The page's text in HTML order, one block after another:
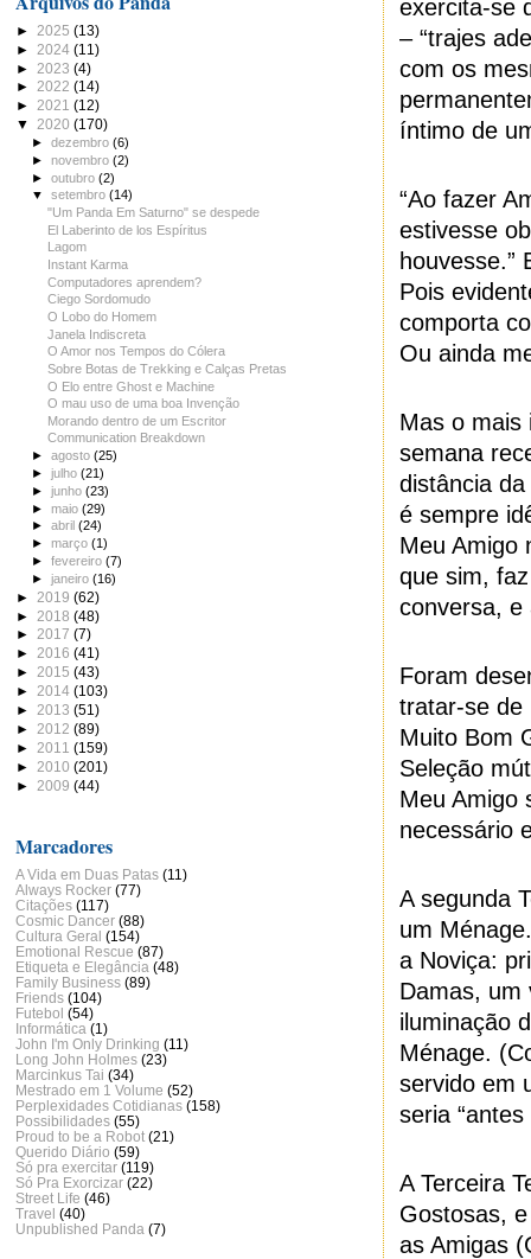
exercita-se
– “trajes
com os
íntimo de
“Ao fazer
estivesse
houvesse.”
Pois
comporta
Ou ainda
Mas o mais
semana
distância
é sempre
Meu Amigo
que sim,
conversa, e
Foram
tratar-se de
Muito Bom
Seleção
Meu Amigo
necessário
A segunda
um
a Noviça:
Damas, um
iluminação
Ménage.
servido em
seria
A Terceira
Gostosas,
as Amigas
► 2025 (13)
► 2024 (11)
► 2023 (4)
► 2022 (14)
► 2021 (12)
▼ 2020 (170)
►dezembro(6)
►novembro(2)
►outubro(2)
▼setembro(14)
"Um Panda Em Saturno" se despede
El Laberinto de los Espíritus
Lagom
Instant Karma
Computadores aprendem?
Ciego Sordomudo
O Lobo do Homem
Janela Indiscreta
O Amor nos Tempos do Cólera
Sobre Botas de Trekking e Calças Pretas
O Elo entre Ghost e Machine
O mau uso de uma boa Invenção
Morando dentro de um Escritor
Communication Breakdown
►agosto(25)
►julho(21)
►junho(23)
►maio(29)
►abril(24)
►março(1)
►fevereiro(7)
►janeiro(16)
► 2019 (62)
► 2018 (48)
► 2017 (7)
► 2016 (41)
► 2015 (43)
► 2014 (103)
► 2013 (51)
► 2012 (89)
► 2011 (159)
► 2010 (201)
► 2009 (44)
Marcadores
A Vida em Duas Patas (11)
Always Rocker (77)
Citações (117)
Cosmic Dancer (88)
Cultura Geral (154)
Emotional Rescue (87)
Etiqueta e Elegância (48)
Family Business (89)
Friends (104)
Futebol (54)
Informática (1)
John I'm Only Drinking (11)
Long John Holmes (23)
Marcinkus Tai (34)
Mestrado em 1 Volume (52)
Perplexidades Cotidianas (158)
Possibilidades (55)
Proud to be a Robot (21)
Querido Diário (59)
Só pra exercitar (119)
Só Pra Exorcizar (22)
Street Life (46)
Travel (40)
Unpublished Panda (7)